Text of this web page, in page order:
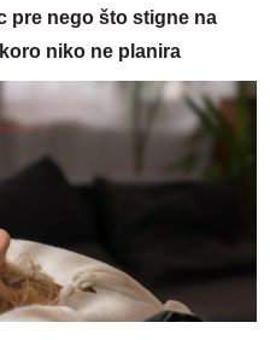
pre nego što stigne na
niko ne planira